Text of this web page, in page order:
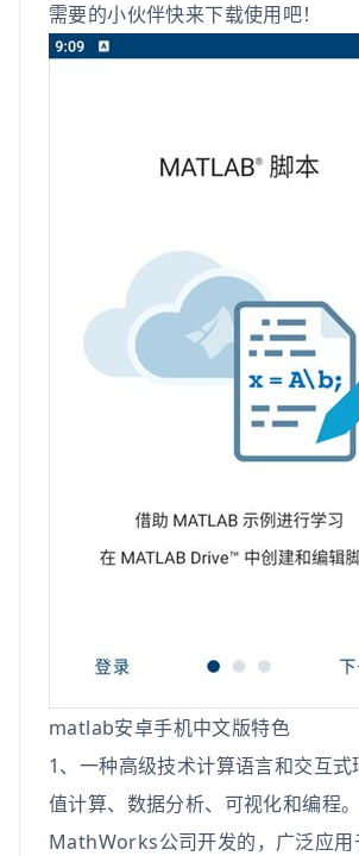
需要的小伙伴快来下载使用吧！
matlab安卓手机中文版特色
1、一种高级技术计算语言和交互式
值计算、数据分析、可视化和编程
MathWorks公司开发的，广泛应用